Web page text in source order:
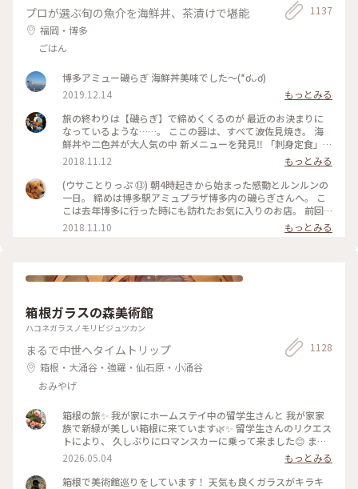
げ図鑑 #お香 #白檀 #和紙 #こもりっぷ仙台 #カメラ #カメラ初
心者🔰 #fumitubu
プロが選ぶ旬の魚介を海鮮丼、茶漬けで堪能
福岡・博多
ごはん
1137
博多アミュー磯らぎ 海鮮丼美味でした〜(*ơᴗơ)
2019.12.14
もっとみる
旅の終わりは【磯らぎ】で締めくくるのが 最近のお決まりに
なっているような……。 ここの器は、すべて波佐見焼き。 海
鮮丼や二色丼が大人気の中 新メニューを発見‼️ 「刺身定食」と
一般的に使われる名前ですが、運ばれてきたものを見ると
✨✨✨ お洒落な感じでテンションUP⤴️⤴️ 新鮮なお刺身を、特
製ゴマだれや、甘口九州醤油、辛口関東醤油で食べたり、ごは
んに乗っけてあご出汁をかけたり……。 大好きなユーザーさん
と…… 別れづらいせいか、おしゃべりしながら時間をかけて少
しずつ少しずついただきました。 定食で出されたお茶碗、湯
呑み、お箸、ゴマだれ、ゴボウ茶など購入することができま
2018.11.12
もっとみる
(ウサことりっぷ ⑬) 朝4時起きから始まった感動とルンルンの
一日。 締めは博多駅アミュプラザ博多内の磯らぎさんへ。 こ
こは去年博多に行った時にも訪れたお気に入りのお店。 前回
はユーザーさんの投稿を見て行ったのですが、今回はその投稿
者ご本人とご一緒させて頂きました☺️ 混んでいたので窓際で
8種の盛り合わせを、まずはそのまま薬味やタレで楽しみ。。
出してくれるごぼう茶もgooです。 2日間ずっとドライバー、
ガイドをしてくださったnaonaoaromaさん。 久留米から博多
まで、一緒に夕飯を食べる為に来てくれました。 感謝、感謝
の楽しかった2日間もあっという間に過ぎ このあとは涙のお別
れが待っていました😢 また必ずお会いしましょう✨ (11月3日
撮影) #感動の旅 #お気に入りのお店 #2日間ありがとう
2018.11.10 もっとみる
箱根ガラスの森美術館
ハコネガラスノモリビジュツカン
まるで中世へタイムトリップ
箱根・大涌谷・強羅・仙石原・小涌谷
おみやげ
1128
箱根の旅✨ 我が家にホームステイ中の留学生さんと 我が家家
族で新緑が美しい箱根に来ています🌿✨ 留学生さんのリクエス
トにより、 久しぶりにロマンスカーに乗って来ました😊 まず
は、箱根ガラスの森美術館へ°˖✧ 1番感動したのが、庭園でひ
ときわ輝いていた 「クリスタル・ガラスの藤の花」💙💜🤍 藤
の花は春から初夏にかけて 箱根の山間に美しく咲くそうで、
2026.05.04
もっとみる
箱根で美術館巡りをしています！ 天気も良くガラスがキラキ